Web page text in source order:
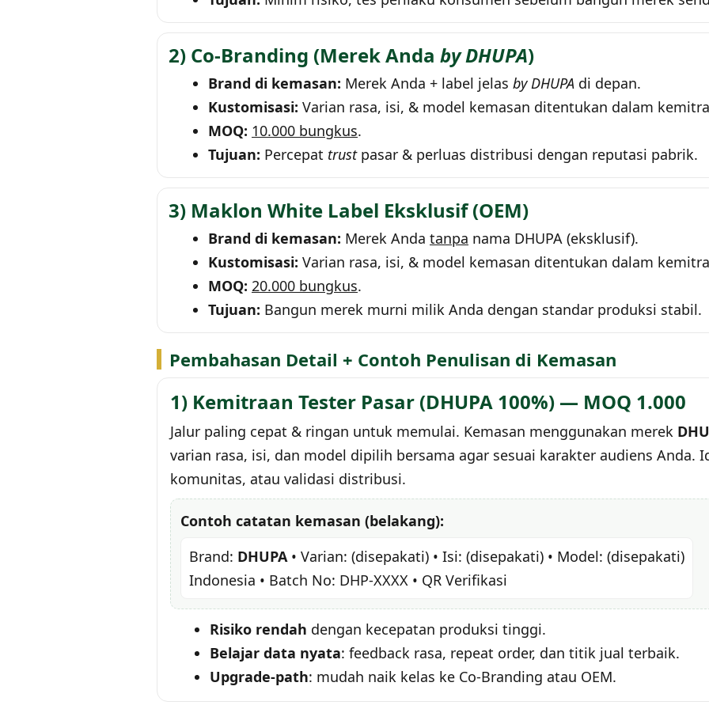
2) Co-Branding (Merek Anda by DHUPA)
Brand di kemasan: Merek Anda + label jelas by DHUPA di depan.
Kustomisasi: Varian rasa, isi, & model kemasan ditentukan dalam
MOQ: 10.000 bungkus.
Tujuan: Percepat trustpasar & perluas distribusi dengan reputasi pabrik.
3) Maklon White Label Eksklusif (OEM)
Brand di kemasan: Merek Anda tanpa nama DHUPA (eksklusif).
Kustomisasi: Varian rasa, isi, & model kemasan ditentukan dalam
MOQ: 20.000 bungkus.
Tujuan: Bangun merek murni milik Anda dengan standar produksi stabil.
Pembahasan Detail + Contoh Penulisan di Kemasan
1) Kemitraan Tester Pasar (DHUPA 100%) — MOQ 1.000
Jalur paling cepat & ringan untuk memulai. Kemasan menggunakan merek
varian rasa, isi, dan model dipilih bersama agar sesuai karakter audiens Anda.
komunitas, atau validasi distribusi.
Contoh catatan kemasan (belakang):
Brand: DHUPA• Varian: (disepakati) • Isi: (disepakati) • Model: (disepakati)
Indonesia • Batch No: DHP-XXXX • QR Verifikasi
Risiko rendah dengan kecepatan produksi tinggi.
Belajar data nyata: feedback rasa, repeat order, dan titik jual terbaik.
Upgrade-path: mudah naik kelas ke Co-Branding atau OEM.